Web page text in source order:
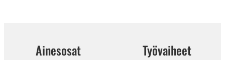
Ainesosat Työvaiheet